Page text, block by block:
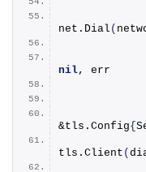
net. Dial (
nil, err
&tls. Config{
tls. Client (